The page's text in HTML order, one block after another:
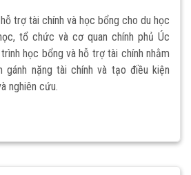
trợ tài chính và học bổng cho du học
tổ chức và cơ quan chính phủ Úc
học bổng và hỗ trợ tài chính nhằm
gánh nặng tài chính và tạo điều kiện
nghiên cứu.